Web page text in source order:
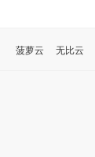
菠萝云 无比云